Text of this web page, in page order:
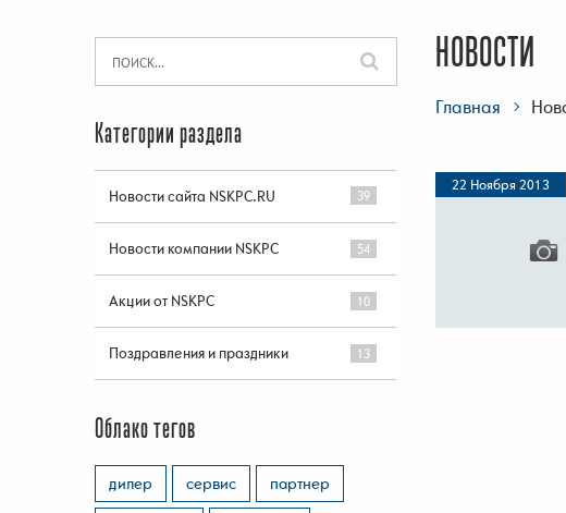
НОВОСТИ
Главная
22 Ноября 2013
Категории раздела
Новости сайта NSKPC.RU 39
Новости компании NSKPC 54
Акции от NSKPC 10
Поздравления и праздники 13
Облако тегов
дилер сервис
партнер